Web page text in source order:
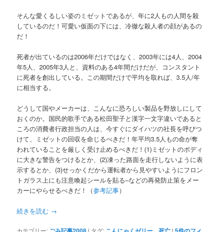
そんな愛くるしい姿のミゼットであるが、年に2人もの人間を殺
しているのだ！可愛い仮面の下には、冷徹な殺人者の顔があるの
だ！
死者が出ているのは2006年だけではなく、2003年には4人、2004
年5人、2005年3人と、資料のある4年間だけだが、コンスタント
に死者を創出している。この期間だけで平均を取れば、3.5人/年
に相当する。
どうして国やメーカーは、こんなに恐ろしい製品を野放しにして
おくのか。国民的歌手である松田聖子と漢字一文字違いであると
ころの消費者行政担当の人は、今すぐにダイハツの社長を呼びつ
けて、ミゼットの回収を命じるべきだ！年平均3.5人もの命が奪
われていることを厳しく受け止めるべきだ！(1)ミゼットのボディ
に大きな警告をつけるとか、(2)凍った路面を走行しないように表
示するとか、(3)せっかくだから運転者から見やすいようにフロン
トガラス上にも注意喚起シールを貼る–などの再発防止策をメー
カーにやらせるべきだ！（参考記事）
続きを読む →